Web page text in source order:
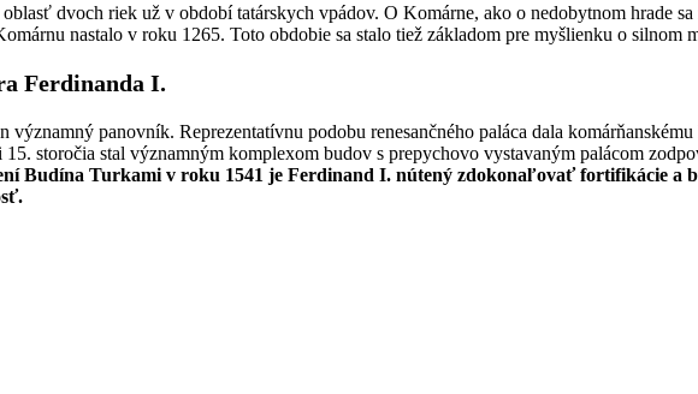
dvoch riek už v období tatárskych vpádov. O Komárne, ako o nedobytnom hrade
nastalo v roku 1265. Toto obdobie sa stalo tiež základom pre myšlienku o silnom
Ferdinanda I.
významný panovník. Reprezentatívnu podobu renesančného paláca dala
storočia stal významným komplexom budov s prepychovo vystavaným palácom
Budína Turkami v roku 1541 je Ferdinand I. nútený zdokonaľovať fortifikácie a